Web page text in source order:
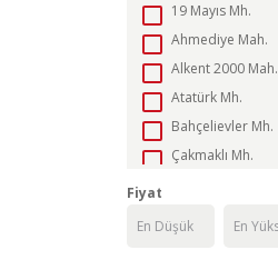
Beykoz
Beylikdüzü
Beyoğlu
Büyükçekmece
Çatalca
Çekmeköy
19 Mayıs Mh.
Ahmediye Mah.
Alkent 2000 Mah.
Atatürk Mh.
Bahçelievler Mh.
Çakmaklı Mh.
Fiyat